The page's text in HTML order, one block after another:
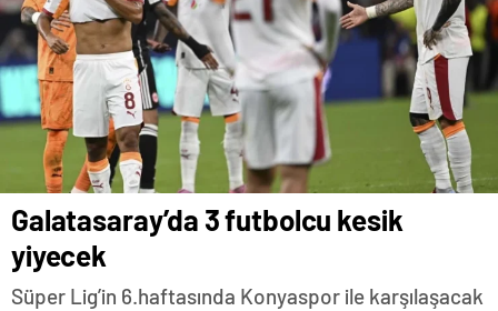
Galatasaray’da 3 futbolcu kesik
yiyecek
Süper Lig’in 6.haftasında Konyaspor ile karşılaşacak